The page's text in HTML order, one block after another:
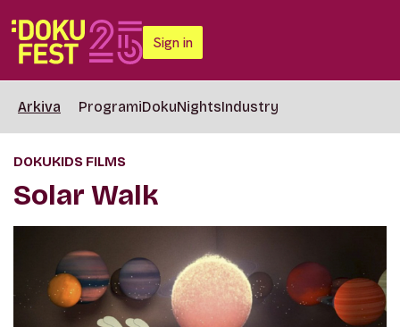
Sign in
Arkiva ProgramiDokuNightsIndustry
DOKUKIDS FILMS
Solar Walk